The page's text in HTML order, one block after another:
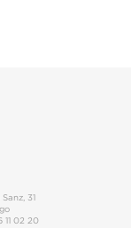
31
11 02 20